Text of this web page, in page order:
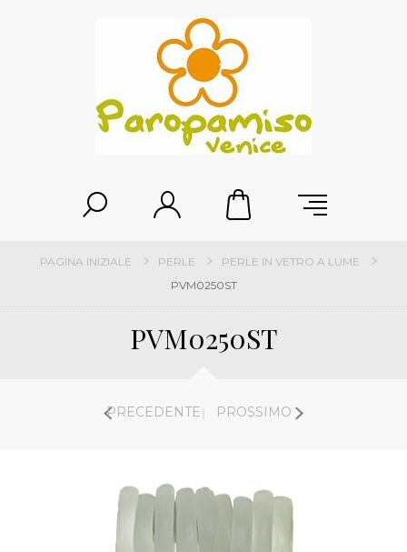
PAGINA INIZIALE PERLE
PERLE IN VETRO A LUME
PVM0250ST
PVM0250ST
PRECEDENTE PROSSIMO